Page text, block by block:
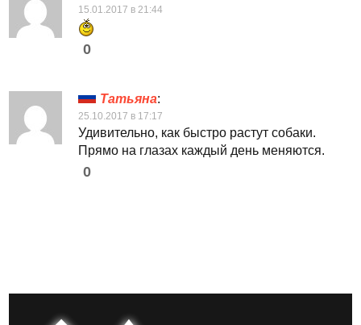
15.01.2017 в 21:44
0
Татьяна:
25.10.2017 в 17:17
Удивительно, как быстро растут собаки.
Прямо на глазах каждый день меняются.
0